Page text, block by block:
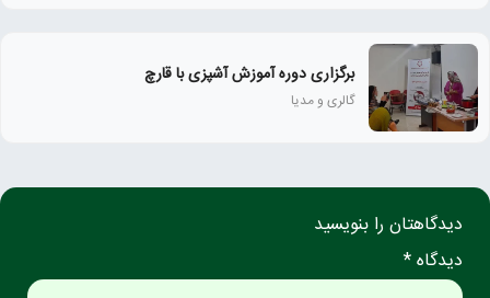
برگزاری دوره آموزش آشپزی با قارچ
گالری و مدیا
دیدگاهتان را بنویسید
دیدگاه *